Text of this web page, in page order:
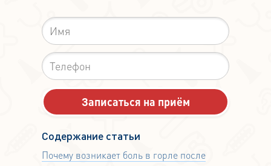
Содержание статьи
Почему возникает боль в горле после